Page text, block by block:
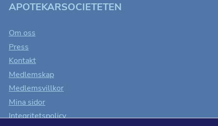
APOTEKARSOCIETETEN
Om oss
Press
Kontakt
Medlemskap
Medlemsvillkor
Mina sidor
Integritetspolicy